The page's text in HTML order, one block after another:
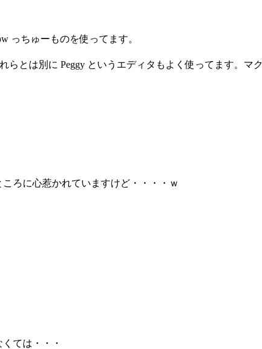
っちゅーものを使ってます。
らとは別に Peggy というエディタもよく使ってます。
ろに心惹かれていますけど・・・・ｗ
ては・・・